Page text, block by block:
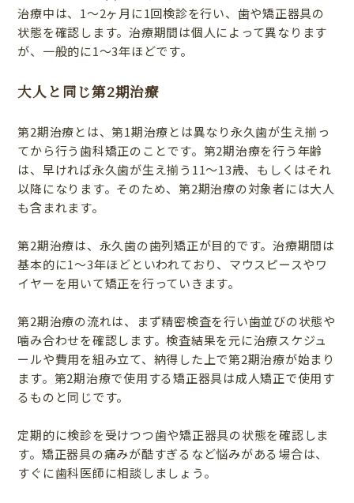
治療中は、1〜2ヶ月に1回検診を行い、歯や矯正器具の
状態を確認します。治療期間は個人によって異なります
が、一般的に1〜3年ほどです。
大人と同じ第2期治療
第2期治療とは、第1期治療とは異なり永久歯が生え揃っ
てから行う歯科矯正のことです。第2期治療を行う年齢
は、早ければ永久歯が生え揃う11〜13歳、もしくはそれ
以降になります。そのため、第2期治療の対象者には大人
も含まれます。
第2期治療は、永久歯の歯列矯正が目的です。治療期間は
基本的に1〜3年ほどといわれており、マウスピースやワ
イヤーを用いて矯正を行っていきます。
第2期治療の流れは、まず精密検査を行い歯並びの状態や
噛み合わせを確認します。検査結果を元に治療スケジュ
ールや費用を組み立て、納得した上で第2期治療が始まり
ます。第2期治療で使用する矯正器具は成人矯正で使用す
るものと同じです。
定期的に検診を受けつつ歯や矯正器具の状態を確認しま
す。矯正器具の痛みが酷すぎるなど悩みがある場合は、
すぐに歯科医師に相談しましょう。